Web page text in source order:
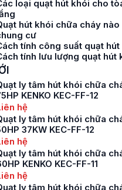
loại quạt hút khói cho
hút khói chữa cháy
cư
tính công suất quạt hút
tính lưu lượng quạt hút
ly tâm hút khói chữa
KENKO KEC-FF-12
hệ
ly tâm hút khói chữa
37KW KEC-FF-12
hệ
ly tâm hút khói chữa
KENKO KEC-FF-11
hệ
ly tâm hút khói chữa